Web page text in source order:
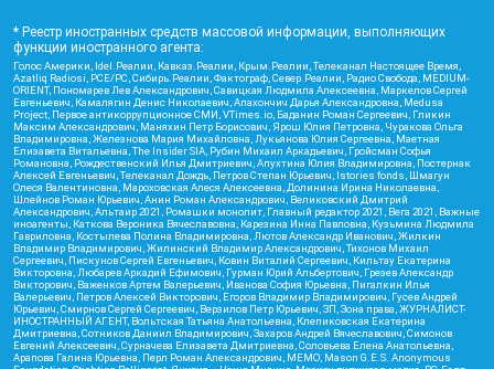
* Реестр иностранных средств массовой информации, выполняющих
функции иностранного агента:
Голос Америки, Idel.Реалии, Кавказ.Реалии, Крым.Реалии, Телеканал Настоящее Время,
Azatliq Radiosi, PCE/PC, Сибирь.Реалии, Фактограф, Север.Реалии, Радио Свобода, MEDIUM-
ORIENT, Пономарев Лев Александрович, Савицкая Людмила Алексеевна, Маркелов Сергей
Евгеньевич, Камалягин Денис Николаевич, Апахончич Дарья Александровна, Medusa
Project, Первое антикоррупционное СМИ, VTimes.io, Баданин Роман Сергеевич, Гликин
Максим Александрович, Маняхин Петр Борисович, Ярош Юлия Петровна, Чуракова Ольга
Владимировна, Железнова Мария Михайловна, Лукьянова Юлия Сергеевна, Маетная
Елизавета Витальевна, The Insider SIA, Рубин Михаил Аркадьевич, Гройсман Софья
Романовна, Рождественский Илья Дмитриевич, Апухтина Юлия Владимировна, Постернак
Алексей Евгеньевич, Телеканал Дождь, Петров Степан Юрьевич, Istories fonds, Шмагун
Олеся Валентиновна, Мароховская Алеся Алексеевна, Долинина Ирина Николаевна,
Шлейнов Роман Юрьевич, Анин Роман Александрович, Великовский Дмитрий
Александрович, Альтаир 2021, Ромашки монолит, Главный редактор 2021, Вега 2021, Важные
иноагенты, Каткова Вероника Вячеславовна, Карезина Инна Павловна, Кузьмина Людмила
Гавриловна, Костылева Полина Владимировна, Лютов Александр Иванович, Жилкин
Владимир Владимирович, Жилинский Владимир Александрович, Тихонов Михаил
Сергеевич, Пискунов Сергей Евгеньевич, Ковин Виталий Сергеевич, Кильтау Екатерина
Викторовна, Любарев Аркадий Ефимович, Гурман Юрий Альбертович, Грезев Александр
Викторович, Важенков Артем Валерьевич, Иванова София Юрьевна, Пигалкин Илья
Валерьевич, Петров Алексей Викторович, Егоров Владимир Владимирович, Гусев Андрей
Юрьевич, Смирнов Сергей Сергеевич, Верзилов Петр Юрьевич, ЗП, Зона права, ЖУРНАЛИСТ-
ИНОСТРАННЫЙ АГЕНТ, Вольтская Татьяна Анатольевна, Клепиковская Екатерина
Дмитриевна, Сотников Даниил Владимирович, Захаров Андрей Вячеславович, Симонов
Евгений Алексеевич, Сурначева Елизавета Дмитриевна, Соловьева Елена Анатольевна,
Арапова Галина Юрьевна, Перл Роман Александрович, МЕМО, Mason G.E.S. Anonymous